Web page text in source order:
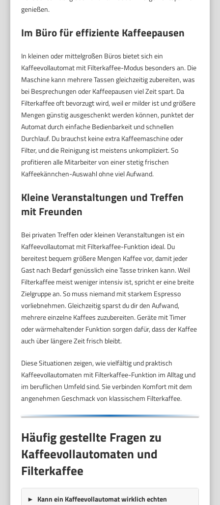
genießen.
Im Büro für effiziente Kaffeepausen
In kleinen oder mittelgroßen Büros bietet sich ein
Kaffeevollautomat mit Filterkaffee-Modus besonders an. Die
Maschine kann mehrere Tassen gleichzeitig zubereiten, was
bei Besprechungen oder Kaffeepausen viel Zeit spart. Da
Filterkaffee oft bevorzugt wird, weil er milder ist und größere
Mengen günstig ausgeschenkt werden können, punktet der
Automat durch einfache Bedienbarkeit und schnellen
Durchlauf. Du brauchst keine extra Kaffeemaschine oder
Filter, und die Reinigung ist meistens unkompliziert. So
profitieren alle Mitarbeiter von einer stetig frischen
Kaffeekännchen-Auswahl ohne viel Aufwand.
Kleine Veranstaltungen und Treffen
mit Freunden
Bei privaten Treffen oder kleinen Veranstaltungen ist ein
Kaffeevollautomat mit Filterkaffee-Funktion ideal. Du
bereitest bequem größere Mengen Kaffee vor, damit jeder
Gast nach Bedarf genüsslich eine Tasse trinken kann. Weil
Filterkaffee meist weniger intensiv ist, spricht er eine breite
Zielgruppe an. So muss niemand mit starkem Espresso
vorliebnehmen. Gleichzeitig sparst du dir den Aufwand,
mehrere einzelne Kaffees zuzubereiten. Geräte mit Timer
oder wärmehaltender Funktion sorgen dafür, dass der Kaffee
auch über längere Zeit frisch bleibt.
Diese Situationen zeigen, wie vielfältig und praktisch
Kaffeevollautomaten mit Filterkaffee-Funktion im Alltag und
im beruflichen Umfeld sind. Sie verbinden Komfort mit dem
angenehmen Geschmack von klassischem Filterkaffee.
Häufig gestellte Fragen zu
Kaffeevollautomaten und
Filterkaffee
Kann ein Kaffeevollautomat wirklich echten